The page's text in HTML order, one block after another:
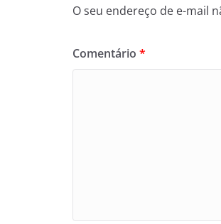
O seu endereço de e-mail
Comentário *